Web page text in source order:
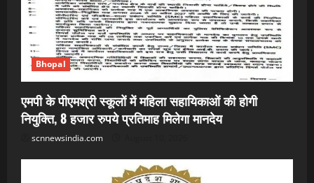
Bhopal
एमपी के पीएमश्री स्कूलों में महिला सहायिकाओं की होगी
नियुक्ति, 8 हजार रुपये प्रतिमाह मिलेगा मानदेय
scnnewsindia.com